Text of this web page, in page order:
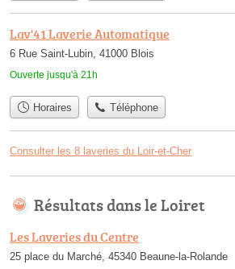
Lav'41 Laverie Automatique
6 Rue Saint-Lubin, 41000 Blois
Ouverte jusqu'à 21h
Horaires Téléphone
Consulter les 8 laveries du Loir-et-Cher
Résultats dans le Loiret
Les Laveries du Centre
25 place du Marché, 45340 Beaune-la-Rolande